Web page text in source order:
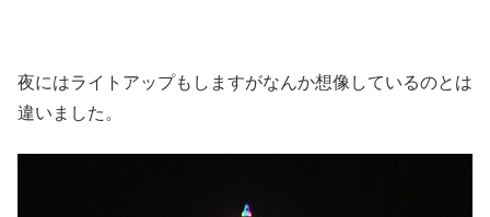
夜にはライトアップもしますがなんか想像しているのとは
違いました。